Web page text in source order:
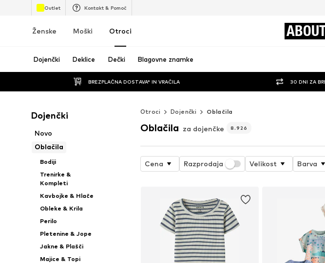
Outlet Kontakt & Pomoč
Ženske Moški Otroci
Dojenčki Deklice Dečki Blagovne znamke
BREZPLAČNA DOSTAVA* IN VRAČILA 30 DNI ZA
Dojenčki
Novo
Oblačila
Bodiji
Trenirke &
Kompleti
Kavbojke & Hlače
Obleke & Krila
Perilo
Pletenine & Jope
Jakne & Plašči
Majice & Topi
Otroci Dojenčki Oblačila
Oblačila za dojenčke 8.926
Cena Razprodaja Velikost Barva